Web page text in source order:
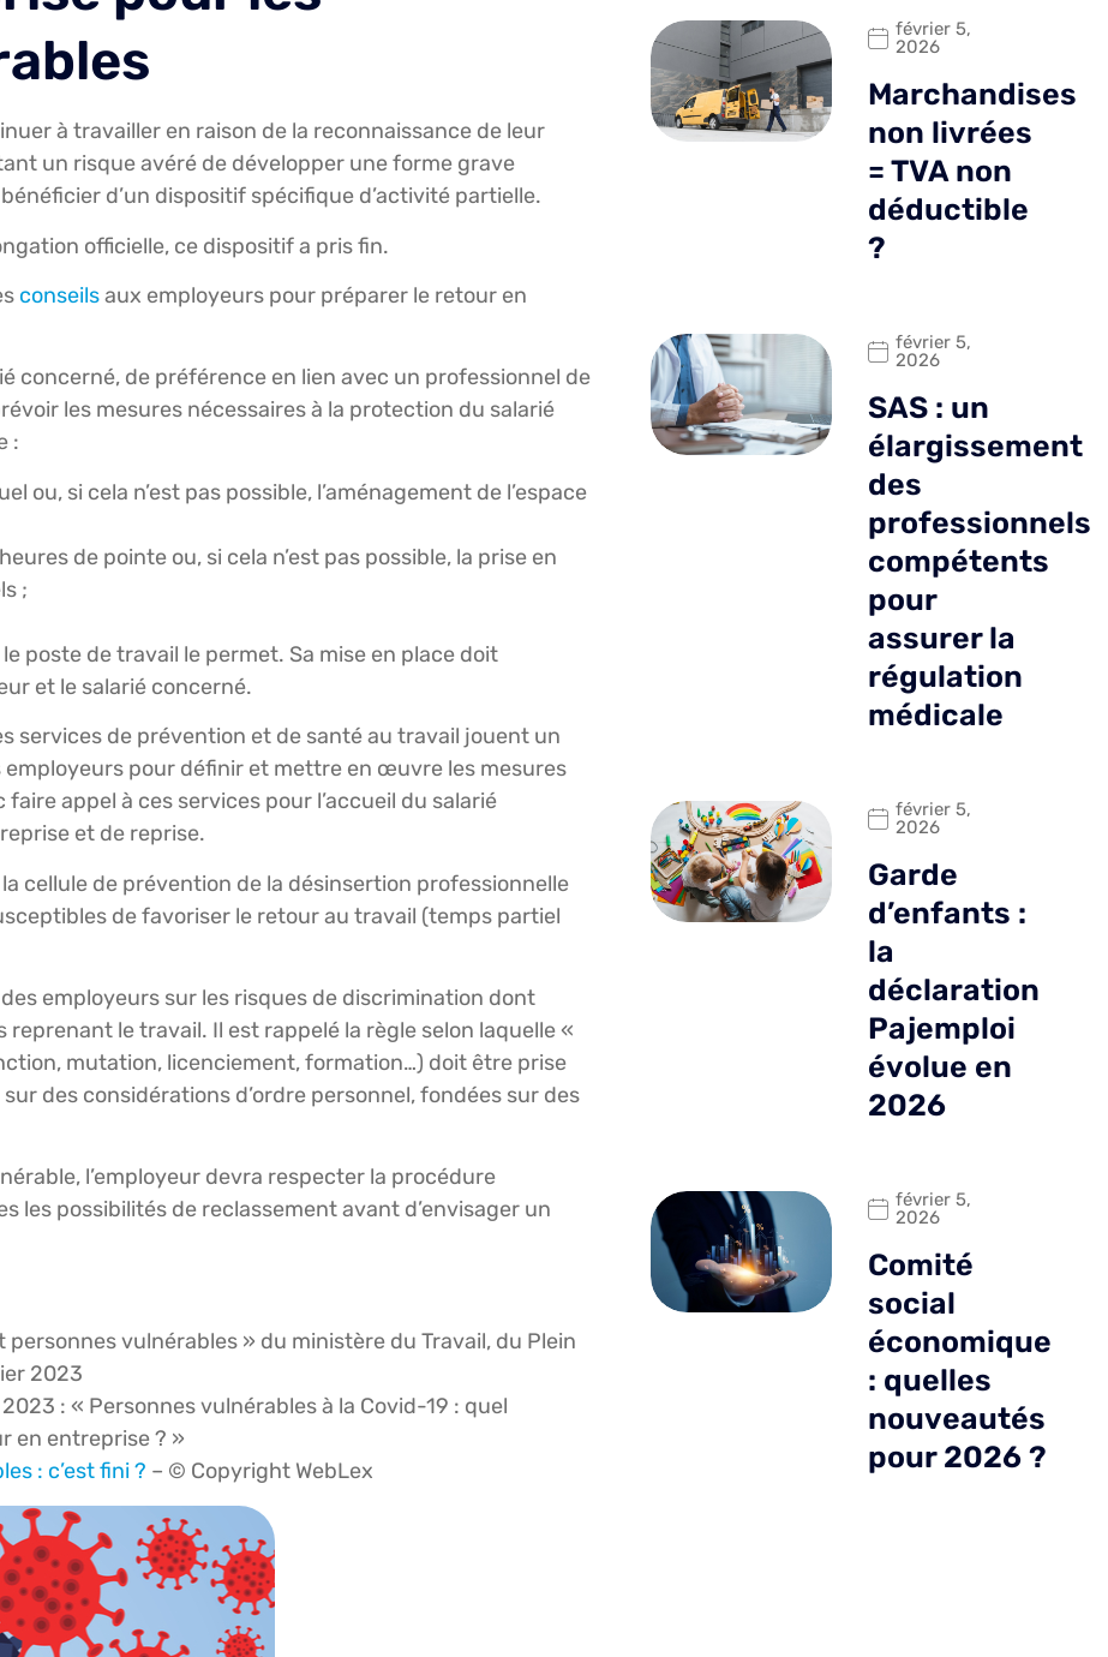
à travailler en raison de la reconnaissance de leur
un risque avéré de développer une forme grave
d’un dispositif spécifique d’activité partielle.
officielle, ce dispositif a pris fin.
conseilsaux employeurs pour préparer le retour en
concerné, de préférence en lien avec un professionnel de
les mesures nécessaires à la protection du salarié
:
ou, si cela n’est pas possible, l’aménagement de l’espace
de pointe ou, si cela n’est pas possible, la prise en
;
poste de travail le permet. Sa mise en place doit
et le salarié concerné.
services de prévention et de santé au travail jouent un
pour définir et mettre en œuvre les mesures
appel à ces services pour l’accueil du salarié
et de reprise.
cellule de prévention de la désinsertion professionnelle
de favoriser le retour au travail (temps partiel
employeurs sur les risques de discrimination dont
le travail. Il est rappelé la règle selon laquelle «
mutation, licenciement, formation…) doit être prise
des considérations d’ordre personnel, fondées sur des
l’employeur devra respecter la procédure
les possibilités de reclassement avant d’envisager un
personnes vulnérables » du ministère du Travail, du Plein
2023
: « Personnes vulnérables à la Covid-19 : quel
en entreprise ? »
: c’est fini ? – © Copyright WebLex
février 5,
2026
Marchandises
non livrées
= TVA non
déductible
?
février 5,
2026
SAS : un
élargissement
des
professionnels
compétents
pour
assurer la
régulation
médicale
février 5,
2026
Garde
d’enfants :
la
déclaration
Pajemploi
évolue en
2026
février 5,
2026
Comité
social
économique
: quelles
nouveautés
pour 2026 ?